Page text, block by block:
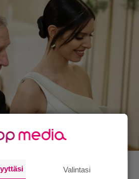
häissä suomalainen
Valintasi